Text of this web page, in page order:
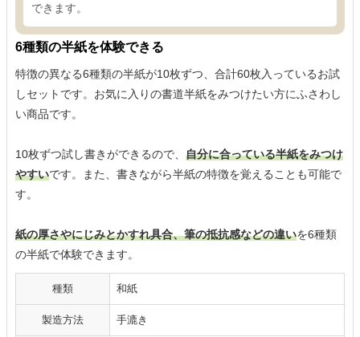
できます。
6種類の半紙を体験できる
特徴の異なる6種類の半紙が10枚ずつ、合計60枚入っているお試
しセットです。お気に入りの書道半紙をみつけたい方にふさわし
い商品です。
10枚ずつ試し書きができるので、 自分に合っている半紙をみつけ
やすいです。また、書きながら半紙の特徴を覚えることも可能で
す。
紙の厚さやにじみとかすれ具合、筆の抵抗感などの違いを6種類
の半紙で体験できます。
種類 和紙
製造方法 手漉き